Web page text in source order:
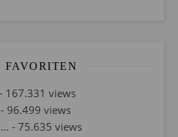
FAVORITEN
- 167.331 views
- 96.499 views
- 75.635 views